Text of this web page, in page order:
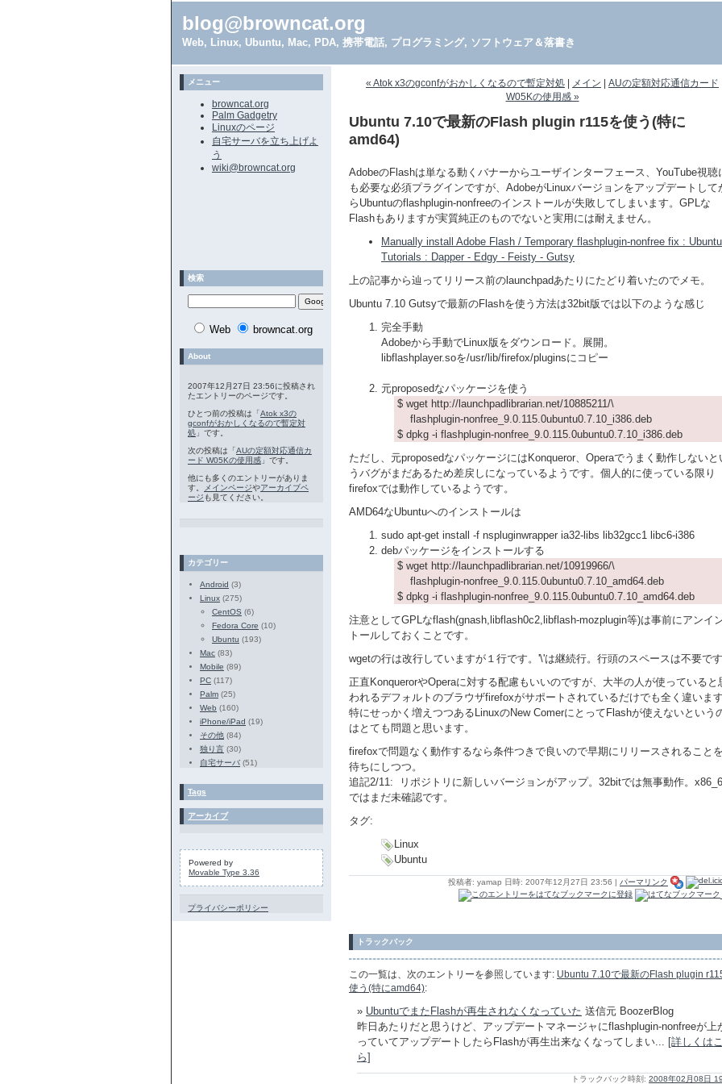
blog@browncat.org
Web, Linux, Ubuntu, Mac, PDA, 携帯電話, プログラミング, ソフトウェア＆落書き
« Atok x3のgconfがおかしくなるので暫定対処 メイン
AUの定額対応通信カード
W05Kの使用感 »
Ubuntu 7.10で最新のFlash plugin r115を使う(特に
amd64)
AdobeのFlashは単なる動くバナーからユーザインターフェース、YouTube視聴
も必要な必須プラグインですが、AdobeがLinuxバージョンをアップデートして
らUbuntuのflashplugin-nonfreeのインストールが失敗してしまいます。GPLな
Flashもありますが実質純正のものでないと実用には耐えません。
Manually install Adobe Flash / Temporary flashplugin-nonfree fix : Ubuntu
Tutorials : Dapper - Edgy - Feisty - Gutsy
上の記事から辿ってリリース前のlaunchpadあたりにたどり着いたのでメモ。
Ubuntu 7.10 Gutsyで最新のFlashを使う方法は32bit版では以下のような感じ
完全手動
Adobeから手動でLinux版をダウンロード。展開。
libflashplayer.soを/usr/lib/firefox/pluginsにコピー
元proposedなパッケージを使う
$ wget http://launchpadlibrarian.net/10885211/\
flashplugin-nonfree_9.0.115.0ubuntu0.7.10_i386.deb
$ dpkg -i flashplugin-nonfree_9.0.115.0ubuntu0.7.10_i386.deb
ただし、元proposedなパッケージにはKonqueror、Operaでうまく動作しないと
うバグがまだあるため差戻しになっているようです。個人的に使っている限り
firefoxでは動作しているようです。
AMD64なUbuntuへのインストールは
sudo apt-get install -f nspluginwrapper ia32-libs lib32gcc1 libc6-i386
debパッケージをインストールする
$ wget http://launchpadlibrarian.net/10919966/\
flashplugin-nonfree_9.0.115.0ubuntu0.7.10_amd64.deb
$ dpkg -i flashplugin-nonfree_9.0.115.0ubuntu0.7.10_amd64.deb
注意としてGPLなflash(gnash,libflash0c2,libflash-mozplugin等)は事前にアンイ
トールしておくことです。
wgetの行は改行していますが１行です。'\'は継続行。行頭のスペースは不要です
正直KonquerorやOperaに対する配慮もいいのですが、大半の人が使っていると
われるデフォルトのブラウザfirefoxがサポートされているだけでも全く違います
特にせっかく増えつつあるLinuxのNew ComerにとってFlashが使えないという
はとても問題と思います。
firefoxで問題なく動作するなら条件つきで良いので早期にリリースされること
待ちにしつつ。
追記2/11: リポジトリに新しいバージョンがアップ。32bitでは無事動作。
ではまだ未確認です。
タグ:
Linux
Ubuntu
投稿者: yamap 日時: 2007年12月27日 23:56 | パーマリンク
トラックバック
この一覧は、次のエントリーを参照しています: Ubuntu 7.10で最新のFlash plugin
使う(特にamd64):
» UbuntuでまたFlashが再生されなくなっていた 送信元 BoozerBlog
昨日あたりだと思うけど、アップデートマネージャにflashplugin-nonfreeが上
っていてアップデートしたらFlashが再生出来なくなってしまい... [詳しくは
ら]
トラックバック時刻: 2008年02月08日
メニュー
browncat.org
Palm Gadgetry
Linuxのページ
自宅サーバを立ち上げよ
う
wiki@browncat.org
検索
Web browncat.org
About
2007年12月27日 23:56に投稿され
たエントリーのページです。
ひとつ前の投稿は「Atok x3の
gconfがおかしくなるので暫定対
処 」です。
次の投稿は「AUの定額対応通信カ
ード W05Kの使用感 」です。
他にも多くのエントリーがありま
す。
メインページやアーカイブペ
ージ も見てください。
カテゴリー
Android (3)
Linux (275)
CentOS (6)
Fedora Core (10)
Ubuntu (193)
Mac (83)
Mobile (89)
PC (117)
Palm (25)
Web (160)
iPhone/iPad (19)
その他 (84)
独り言 (30)
自宅サーバ (51)
Tags
アーカイブ
Powered by
Movable Type 3.36
プライバシーポリシー